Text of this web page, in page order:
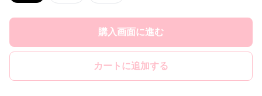
購入画面に進む
カートに追加する